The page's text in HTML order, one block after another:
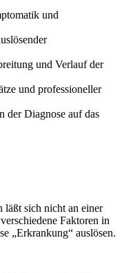
und
und Verlauf der
und professioneller
der Diagnose auf das
läßt sich nicht an einer
Faktoren in
„Erkrankung“ auslösen.